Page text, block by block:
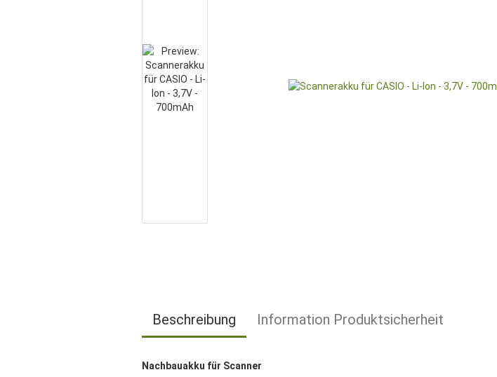
Beschreibung Information Produktsicherheit
Nachbauakku für Scanner